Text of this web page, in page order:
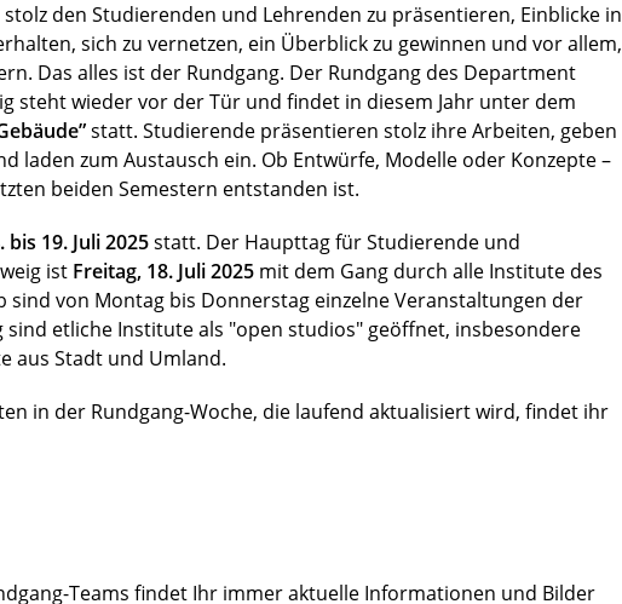
den Studierenden und Lehrenden zu präsentieren, Einblicke in
sich zu vernetzen, ein Überblick zu gewinnen und vor allem,
Das alles ist der Rundgang. Der Rundgang des Department
steht wieder vor der Tür und findet in diesem Jahr unter dem
statt. Studierende präsentieren stolz ihre Arbeiten, geben
laden zum Austausch ein. Ob Entwürfe, Modelle oder Konzepte –
beiden Semestern entstanden ist.
bis 19. Juli 2025statt. Der Haupttag für Studierende und
ist Freitag, 18. Juli 2025 mit dem Gang durch alle Institute des
von Montag bis Donnerstag einzelne Veranstaltungen der
etliche Institute als "open studios" geöffnet, insbesondere
aus Stadt und Umland.
in der Rundgang-Woche, die laufend aktualisiert wird, findet ihr
Teams findet Ihr immer aktuelle Informationen und Bilder